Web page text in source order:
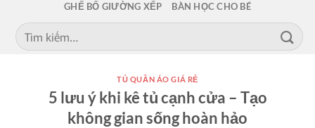
GHẾ BỐ GIƯỜNG XẾP BÀN HỌC CHO BÉ
Tìm
kiếm:
TỦ QUẦN ÁO GIÁ RẺ
5 lưu ý khi kê tủ cạnh cửa – Tạo
không gian sống hoàn hảo